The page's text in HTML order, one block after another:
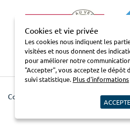
Contactez-nous Mentions légales
données
Cookies et vie privée
Les cookies nous indiquent les
visitées et nous donnent des
pour améliorer notre
"Accepter", vous acceptez le dépôt
suivi statistique. Plus d'informations